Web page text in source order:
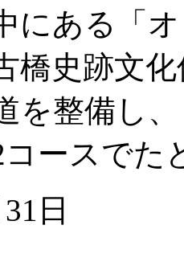
にある「
橋史跡文
を整備し
コースで
日